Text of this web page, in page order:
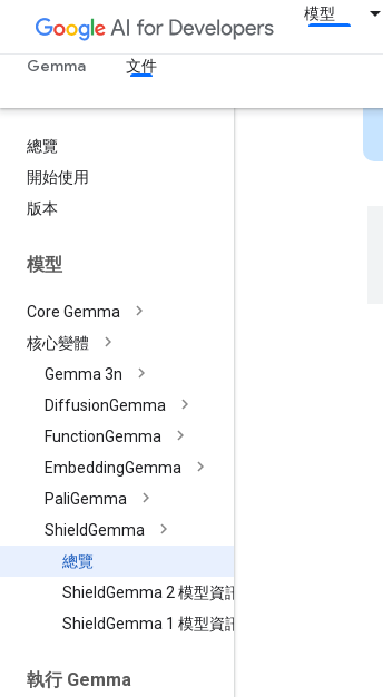
模型
Gemma 文件
總覽
開始使用
版本
模型
Core Gemma
核心變體
Gemma 3n
DiffusionGemma
FunctionGemma
EmbeddingGemma
PaliGemma
ShieldGemma
總覽
ShieldGemma 2 模型資訊卡
ShieldGemma 1 模型資訊卡
執行 Gemma